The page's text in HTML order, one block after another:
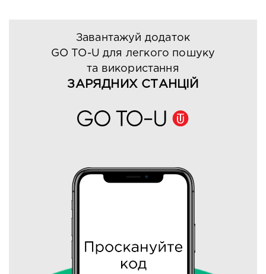
Завантажуй додаток
GO TO-U для легкого пошуку
та використання
ЗАРЯДНИХ СТАНЦІЙ